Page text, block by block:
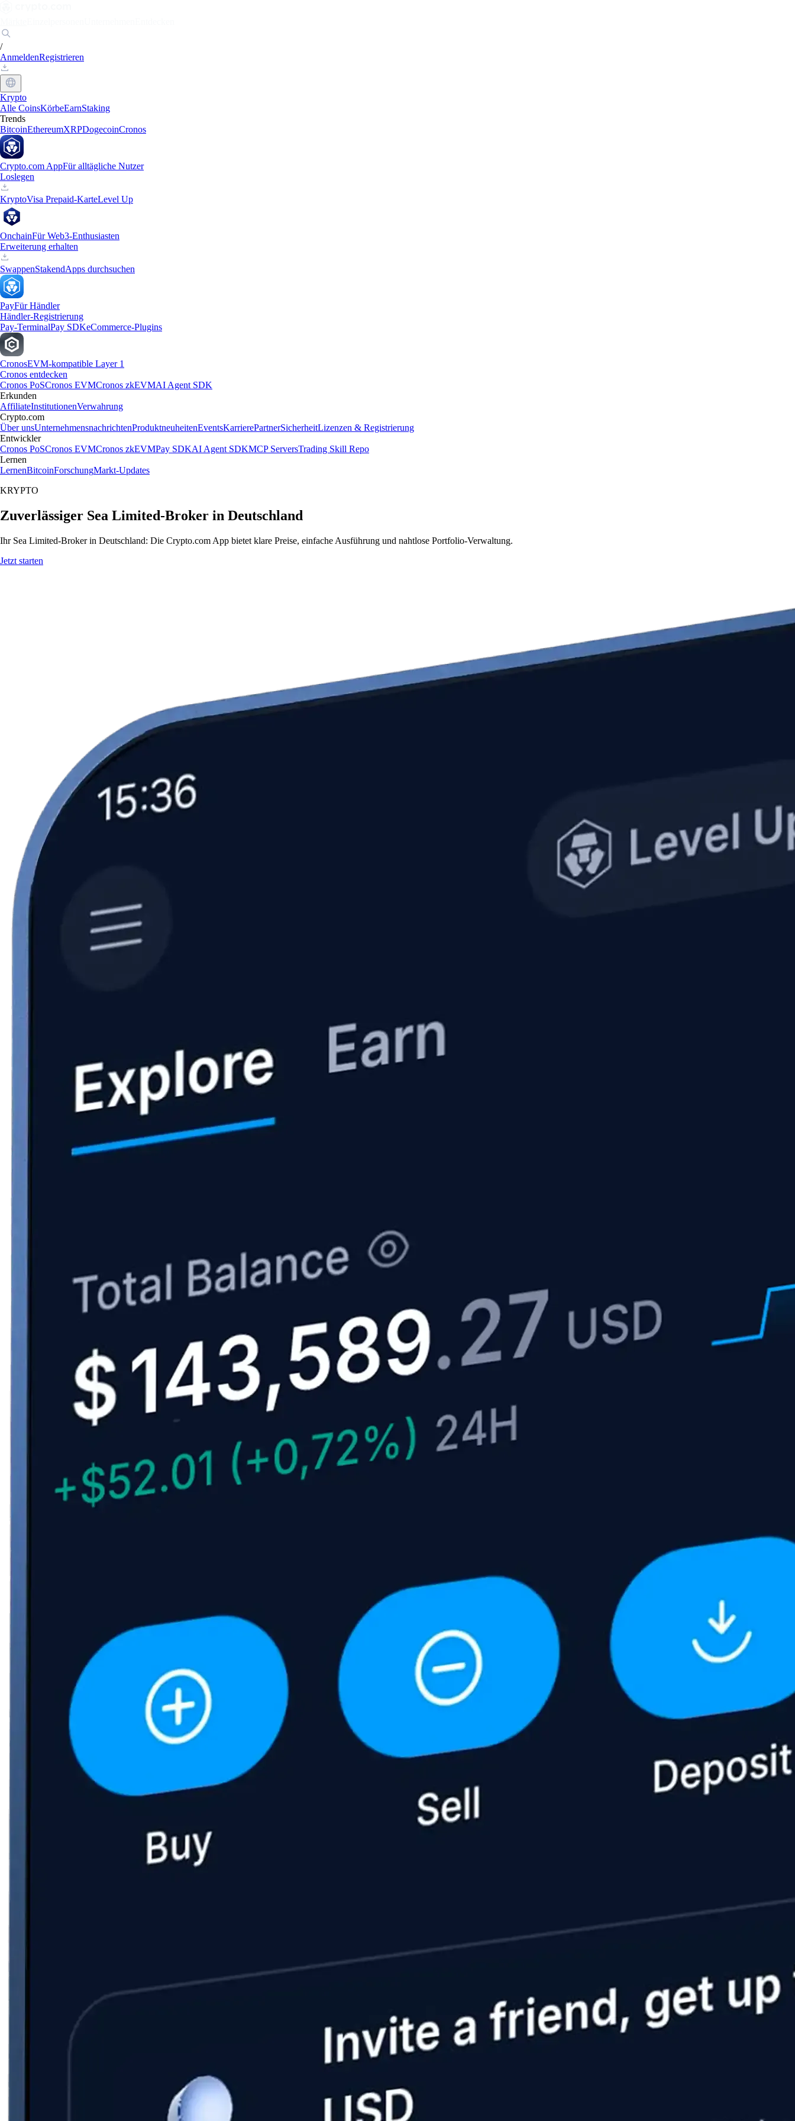
/
AnmeldenRegistrieren
Krypto
Alle CoinsKörbeEarnStaking
Trends
BitcoinEthereumXRPDogecoinCronos
Crypto.com AppFür alltägliche Nutzer
Loslegen
KryptoVisa Prepaid-KarteLevel Up
OnchainFür Web3-Enthusiasten
Erweiterung erhalten
SwappenStakendApps durchsuchen
PayFür Händler
Händler-Registrierung
Pay-TerminalPay SDKeCommerce-Plugins
CronosEVM-kompatible Layer 1
Cronos entdecken
Cronos PoSCronos EVMCronos zkEVMAI Agent SDK
Erkunden
AffiliateInstitutionenVerwahrung
Crypto.com
Über unsUnternehmensnachrichtenProduktneuheitenEventsKarrierePartnerSicherheitLizenzen & Registrierung
Entwickler
Cronos PoSCronos EVMCronos zkEVMPay SDKAI Agent SDKMCP ServersTrading Skill Repo
Lernen
LernenBitcoinForschungMarkt-Updates
KRYPTO
Zuverlässiger Sea Limited-Broker in Deutschland
Ihr Sea Limited-Broker in Deutschland: Die Crypto.com App bietet klare Preise, einfache Ausführung und nahtlose Portfolio-Verwaltung.
Jetzt starten